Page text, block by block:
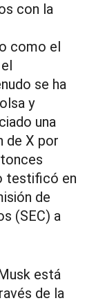
con la
como el
se ha
y
una
de X por
testificó en
de
(SEC) a
está
de la